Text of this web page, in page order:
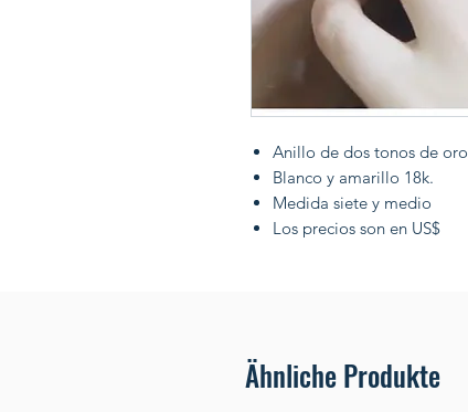
Anillo de dos tonos de oro,
Blanco y amarillo 18k.
Medida siete y medio
Los precios son en US$
Ähnliche Produkte